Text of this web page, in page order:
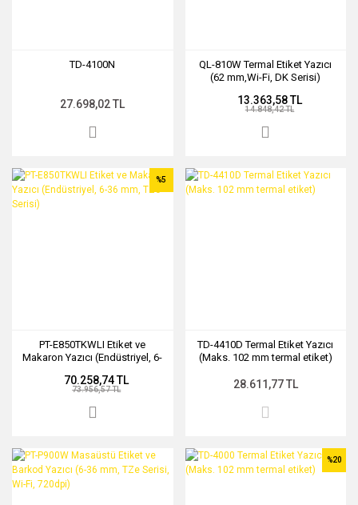
TD-4100N
27.698,02 TL
QL-810W Termal Etiket Yazıcı
(62 mm,Wi-Fi, DK Serisi)
13.363,58 TL
14.848,42 TL
PT-E850TKWLI Etiket ve
Makaron Yazıcı (Endüstriyel, 6-
%5
70.258,74 TL
73.956,57 TL
TD-4410D Termal Etiket Yazıcı
(Maks. 102 mm termal etiket)
28.611,77 TL
%20